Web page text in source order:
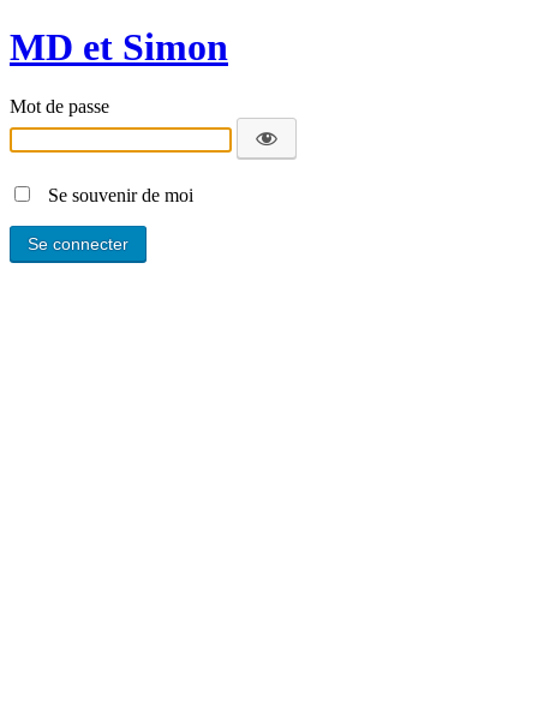
MD et Simon
Mot de passe
Se souvenir de moi